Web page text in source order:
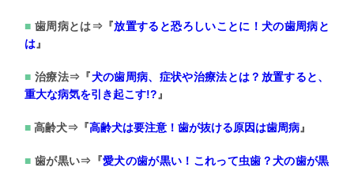
歯周病とは⇒『放置すると恐ろしいことに！犬の歯周病と
は』
治療法⇒『犬の歯周病、症状や治療法とは？放置すると、
重大な病気を引き起こす!? 』
高齢犬⇒『高齢犬は要注意！歯が抜ける原因は歯周病』
歯が黒い⇒『愛犬の歯が黒い！これって虫歯？犬の歯が黒